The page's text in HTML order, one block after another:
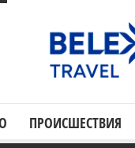
ПРОИСШЕСТВИЯ